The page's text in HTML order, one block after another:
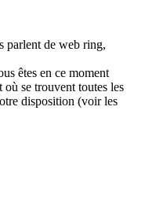
parlent de web ring,
êtes en ce moment
où se trouvent toutes les
disposition (voir les